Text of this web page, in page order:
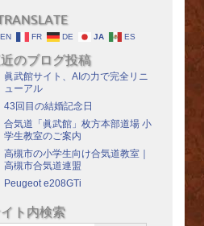
EN FR DE JA ES
のブログ投稿
眞武館サイト、AIの力で完全リニ
ューアル
43回目の結婚記念日
合気道「眞武館」枚方本部道場 小
学生教室のご案内
高槻市の小学生向け合気道教室｜
高槻市合気道連盟
Peugeot e208GTi
ト内検索